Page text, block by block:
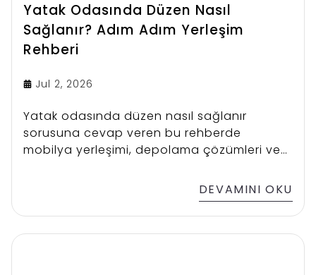
Yatak Odasında Düzen Nasıl
Sağlanır? Adım Adım Yerleşim
Rehberi
Jul 2, 2026
Yatak odasında düzen nasıl sağlanır
sorusuna cevap veren bu rehberde
mobilya yerleşimi, depolama çözümleri ve
DEVAMINI OKU